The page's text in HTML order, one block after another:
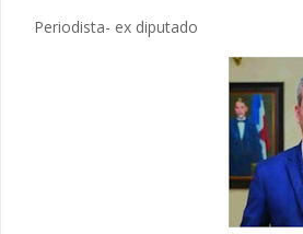
Periodista- ex diputado